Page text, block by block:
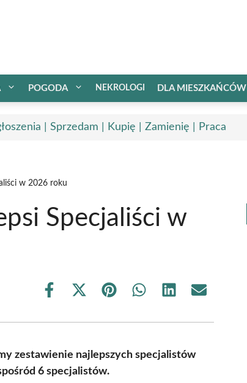
POGODA NEKROLOGI DLA MIESZKAŃCÓW
| Sprzedam | Kupię | Zamienię | Praca
w 2026 roku
Specjaliści w
Share
Share
(Twitter)
Share Share Share Share
zestawienie najlepszych specjalistów
6 specjalistów.